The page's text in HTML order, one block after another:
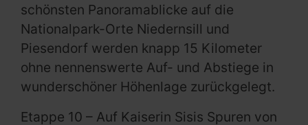
schönsten Panoramablicke auf die
Nationalpark-Orte Niedernsill und
Piesendorf werden knapp 15 Kilometer
ohne nennenswerte Auf- und Abstiege in
wunderschöner Höhenlage zurückgelegt.
Etappe 10 – Auf Kaiserin Sisis Spuren von